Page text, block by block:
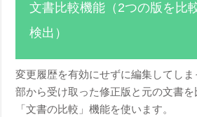
文書比較機能（2つの版を比
検出）
変更履歴を有効にせずに編集してし
部から受け取った修正版と元の文書を
「文書の比較」機能を使います。